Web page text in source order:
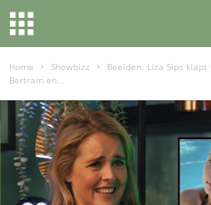
Home Showbizz
Beelden: Liza Sips
Bertram en...